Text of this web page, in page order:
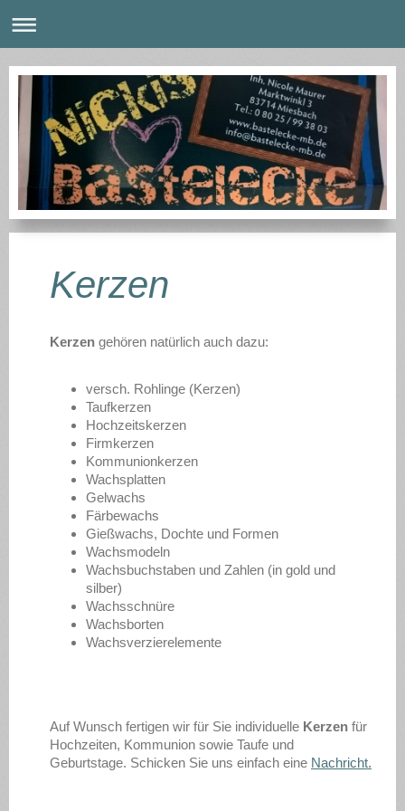
Kerzen
Kerzen gehören natürlich auch dazu:
versch. Rohlinge (Kerzen)
Taufkerzen
Hochzeitskerzen
Firmkerzen
Kommunionkerzen
Wachsplatten
Gelwachs
Färbewachs
Gießwachs, Dochte und Formen
Wachsmodeln
Wachsbuchstaben und Zahlen (in gold und
silber)
Wachsschnüre
Wachsborten
Wachsverzierelemente
Auf Wunsch fertigen wir für Sie individuelle Kerzen für
Hochzeiten, Kommunion sowie Taufe und
Geburtstage. Schicken Sie uns einfach eine Nachricht.